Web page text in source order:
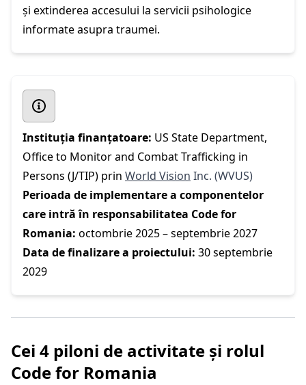
și extinderea accesului la servicii psihologice
informate asupra traumei.
Instituția finanțatoare: US State Department,
Office to Monitor and Combat Trafficking in
Persons (J/TIP) prin World Vision Inc. (WVUS)
Perioada de implementare a componentelor
care intră în responsabilitatea Code for
Romania: octombrie 2025 – septembrie 2027
Data de finalizare a proiectului: 30 septembrie
2029
Cei 4 piloni de activitate și rolul
Code for Romania